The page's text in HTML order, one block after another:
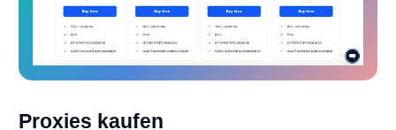
Proxies kaufen